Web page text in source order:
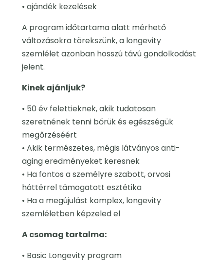
• ajándék kezelések
A program időtartama alatt mérhető
változásokra törekszünk, a longevity
szemlélet azonban hosszú távú gondolkodást
jelent.
Kinek ajánljuk?
• 50 év felettieknek, akik tudatosan
szeretnének tenni bőrük és egészségük
megőrzéséért
• Akik természetes, mégis látványos anti-
aging eredményeket keresnek
• Ha fontos a személyre szabott, orvosi
háttérrel támogatott esztétika
• Ha a megújulást komplex, longevity
szemléletben képzeled el
A csomag tartalma:
• Basic Longevity program